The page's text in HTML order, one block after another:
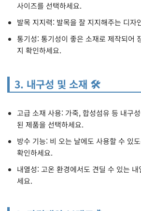
사이즈를 선택하세요.
발목 지지력: 발목을 잘 지지해주는 디자
통기성: 통기성이 좋은 소재로 제작되어
지 확인하세요.
3. 내구성 및 소재 🛠️
고급 소재 사용: 가죽, 합성섬유 등 내구
된 제품을 선택하세요.
방수 기능: 비 오는 날에도 사용할 수 있
확인하세요.
내열성: 고온 환경에서도 견딜 수 있는
세요.